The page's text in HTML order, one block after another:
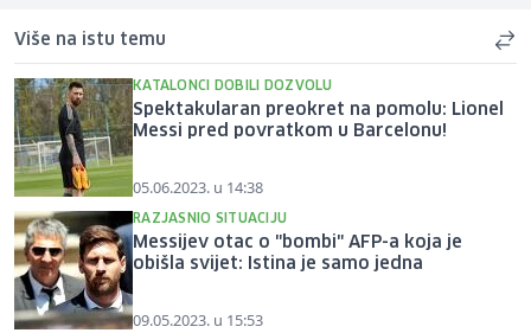
Više na istu temu
KATALONCI DOBILI DOZVOLU
Spektakularan preokret na pomolu: Lionel
Messi pred povratkom u Barcelonu!
05.06.2023. u 14:38
RAZJASNIO SITUACIJU
Messijev otac o "bombi" AFP-a koja je
obišla svijet: Istina je samo jedna
09.05.2023. u 15:53